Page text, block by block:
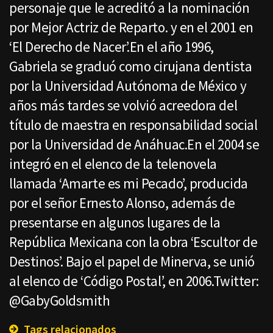
personaje que le acreditó a la nominación
por Mejor Actriz de Reparto. y en el 2001 en
‘El Derecho de Nacer’.En el año 1996,
Gabriela se graduó como cirujana dentista
por la Universidad Autónoma de México y
años más tardes se volvió acreedora del
título de maestra en responsabilidad social
por la Universidad de Anáhuac.En el 2004 se
integró en el elenco de la telenovela
llamada ‘Amarte es mi Pecado’, producida
por el señor Ernesto Alonso, además de
presentarse en algunos lugares de la
República Mexicana con la obra ‘Escultor de
Destinos’. Bajo el papel de Minerva, se unió
al elenco de ‘Código Postal’, en 2006.Twitter:
@GabyGoldsmith
Tags relacionados